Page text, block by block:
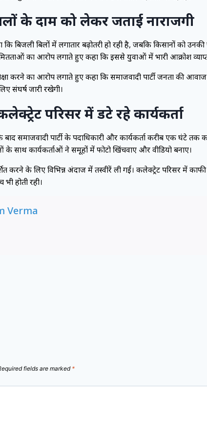
के दाम को लेकर जताई नाराजगी
कि बिजली बिलों में लगातार बढ़ोतरी हो रही है, जबकि किसानों को
का आरोप लगाते हुए कहा कि इससे युवाओं में भारी आक्रोश
करने का आरोप लगाते हुए कहा कि समाजवादी पार्टी जनता की
संघर्ष जारी रखेगी।
परिसर में डटे रहे कार्यकर्ता
बाद समाजवादी पार्टी के पदाधिकारी और कार्यकर्ता करीब एक घंटे तक
साथ कार्यकर्ताओं ने समूहों में फोटो खिंचवाए और वीडियो बनाए।
करने के लिए विभिन्न अंदाज में तस्वीरें ली गईं। कलेक्ट्रेट परिसर में
होती रही।
Verma
fields are marked *